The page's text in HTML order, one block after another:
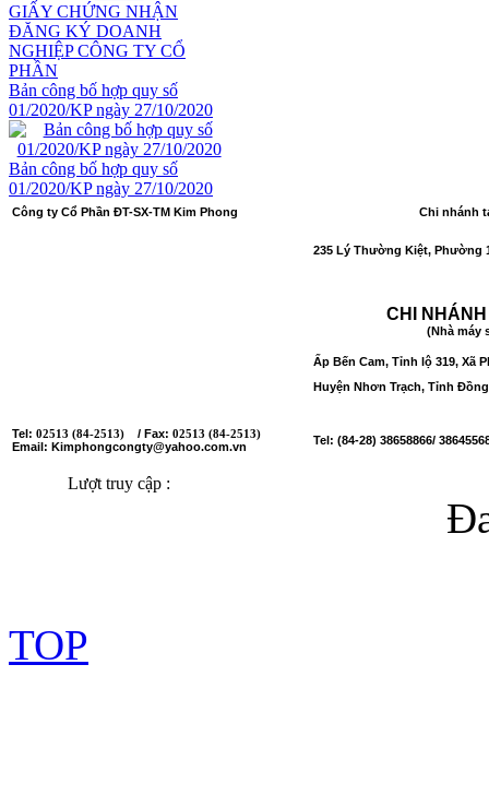
GIẤY CHỨNG NHẬN
ĐĂNG KÝ DOANH
NGHIỆP CÔNG TY CỔ
PHẦN
Bản công bố hợp quy số
01/2020/KP ngày 27/10/2020
Bản công bố hợp quy số
01/2020/KP ngày 27/10/2020
Công ty Cổ Phần ĐT-SX-TM Kim Phong Chi nhánh
235 Lý Thường Kiệt, Phường
CHI
(Nhà máy
Ấp Bến Cam, Tỉnh lộ 319, Xã
Huyện Nhơn Trạch, Tỉnh
Tel: 02513 (84-2513) / Fax: 02513 (84-2513)
Email: Kimphongcongty@yahoo.com.vn Tel: (84-28) 38658866/
Lượt truy cập :
TOP